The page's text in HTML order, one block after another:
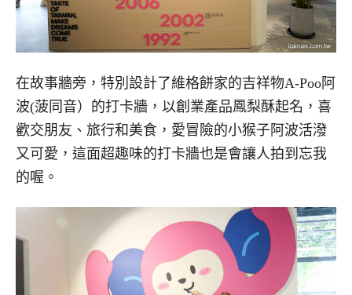
在故事牆旁，特別設計了維格餅家的吉祥物A-Poo阿
波(菠同音）的打卡牆，以創業產品鳳梨酥起名，喜
歡交朋友、旅行和美食，愛冒險的小猴子阿波活潑
又可愛，這面超趣味的打卡牆也是會讓人拍到忘我
的喔。